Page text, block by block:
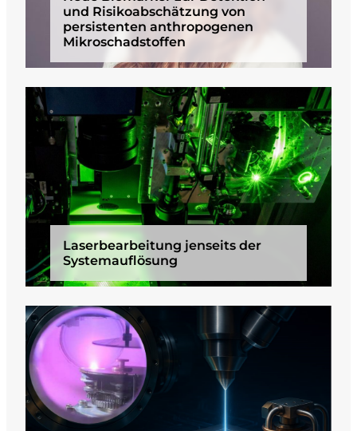
und Risikoabschätzung von
persistenten anthropogenen
Mikroschadstoffen
Laserbearbeitung jenseits der
Systemauflösung